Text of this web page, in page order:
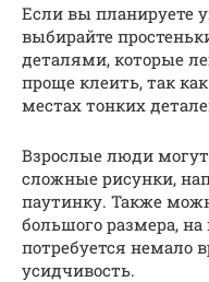
Если вы планируете
выбирайте
деталями, которые
проще клеить, так
местах тонких
Взрослые люди
сложные рисунки,
паутинку. Также
большого размера,
потребуется немало
усидчивость.